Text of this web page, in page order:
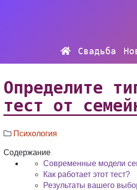
Свадьба
Определите
тест от
Психология
Содержание
Современные модели
Как работает этот тест?
Результаты вашего